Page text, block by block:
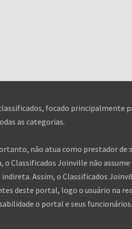
focado principalmente
as categorias.
não atua como prestador de
Classificados Joinville não
Assim, o Classificados
deste portal, logo o usuário na
o portal e seus funcionários.